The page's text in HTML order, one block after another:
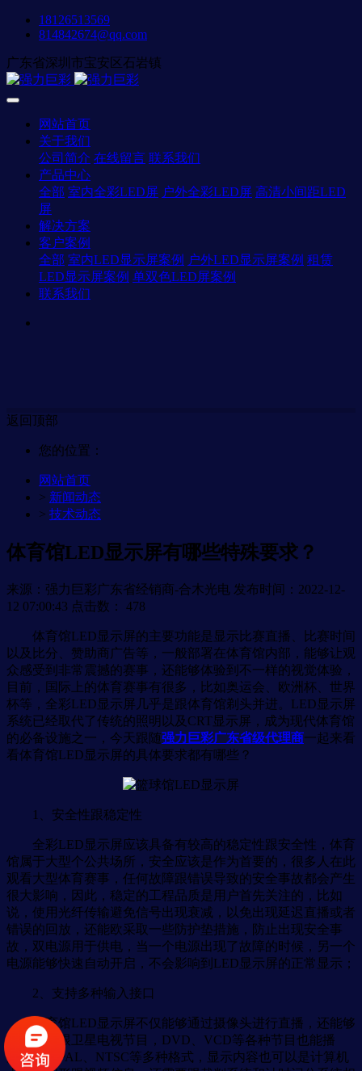
18126513569
814842674@qq.com
广东省深圳市宝安区石岩镇
网站首页
关于我们
公司简介 在线留言 联系我们
产品中心
全部 室内全彩LED屏 户外全彩LED屏 高清小间距LED
屏
解决方案
客户案例
全部 室内LED显示屏案例 户外LED显示屏案例 租赁
LED显示屏案例 单双色LED屏案例
联系我们
返回顶部
您的位置：
网站首页
> 新闻动态
> 技术动态
体育馆LED显示屏有哪些特殊要求？
来源：强力巨彩广东省经销商-合木光电 发布时间：2022-12-
12 07:00:43 点击数： 478
体育馆LED显示屏的主要功能是显示比赛直播、比赛时间
以及比分、赞助商广告等，一般部署在体育馆内部，能够让观
众感受到非常震撼的赛事，还能够体验到不一样的视觉体验，
目前，国际上的体育赛事有很多，比如奥运会、欧洲杯、世界
杯等，全彩LED显示屏几乎是跟体育馆剃头并进。LED显示屏
系统已经取代了传统的照明以及CRT显示屏，成为现代体育馆
的必备设施之一，今天跟随强力巨彩广东省级代理商一起来看
看体育馆LED显示屏的具体要求都有哪些？
1、安全性跟稳定性
全彩LED显示屏应该具备有较高的稳定性跟安全性，体育
馆属于大型个公共场所，安全应该是作为首要的，很多人在此
观看大型体育赛事，任何故障跟错误导致的安全事故都会产生
很大影响，因此，稳定的工程品质是用户首先关注的，比如
说，使用光纤传输避免信号出现衰减，以免出现延迟直播或者
错误的回放，还能欧采取一些防护垫措施，防止出现安全事
故，双电源用于供电，当一个电源出现了故障的时候，另一个
电源能够快速自动开启，不会影响到LED显示屏的正常显示；
2、支持多种输入接口
体育馆LED显示屏不仅能够通过摄像头进行直播，还能够
播放电视跟卫星电视节目，DVD、VCD等各种节目也能播
放，支持PAL、NTSC等多种格式，显示内容也可以是计算机